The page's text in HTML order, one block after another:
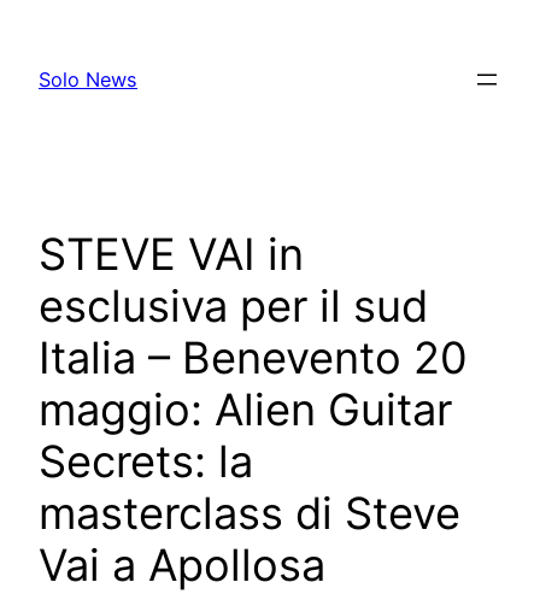
content
Solo News
STEVE VAI in
esclusiva per il sud
Italia – Benevento 20
maggio: Alien Guitar
Secrets: la
masterclass di Steve
Vai a Apollosa